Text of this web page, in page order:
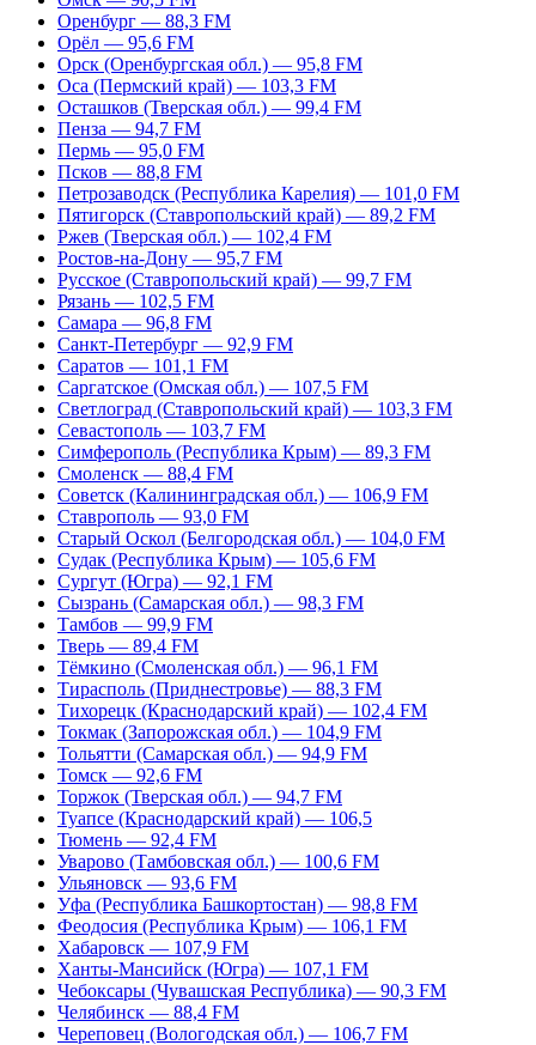
Оренбург — 88,3 FM
Орёл — 95,6 FM
Орск (Оренбургская обл.) — 95,8 FM
Оса (Пермский край) — 103,3 FM
Осташков (Тверская обл.) — 99,4 FM
Пенза — 94,7 FM
Пермь — 95,0 FM
Псков — 88,8 FM
Петрозаводск (Республика Карелия) — 101,0 FM
Пятигорск (Ставропольский край) — 89,2 FM
Ржев (Тверская обл.) — 102,4 FM
Ростов-на-Дону — 95,7 FM
Русское (Ставропольский край) — 99,7 FM
Рязань — 102,5 FM
Самара — 96,8 FM
Санкт-Петербург — 92,9 FM
Саратов — 101,1 FM
Саргатское (Омская обл.) — 107,5 FM
Светлоград (Ставропольский край) — 103,3 FM
Севастополь — 103,7 FM
Симферополь (Республика Крым) — 89,3 FM
Смоленск — 88,4 FM
Советск (Калининградская обл.) — 106,9 FM
Ставрополь — 93,0 FM
Старый Оскол (Белгородская обл.) — 104,0 FM
Судак (Республика Крым) — 105,6 FM
Сургут (Югра) — 92,1 FM
Сызрань (Самарская обл.) — 98,3 FM
Тамбов — 99,9 FM
Тверь — 89,4 FM
Тёмкино (Смоленская обл.) — 96,1 FM
Тирасполь (Приднестровье) — 88,3 FM
Тихорецк (Краснодарский край) — 102,4 FM
Токмак (Запорожская обл.) — 104,9 FM
Тольятти (Самарская обл.) — 94,9 FM
Томск — 92,6 FM
Торжок (Тверская обл.) — 94,7 FM
Туапсе (Краснодарский край) — 106,5
Тюмень — 92,4 FM
Уварово (Тамбовская обл.) — 100,6 FM
Ульяновск — 93,6 FM
Уфа (Республика Башкортостан) — 98,8 FM
Феодосия (Республика Крым) — 106,1 FM
Хабаровск — 107,9 FM
Ханты-Мансийск (Югра) — 107,1 FM
Чебоксары (Чувашская Республика) — 90,3 FM
Челябинск — 88,4 FM
Череповец (Вологодская обл.) — 106,7 FM